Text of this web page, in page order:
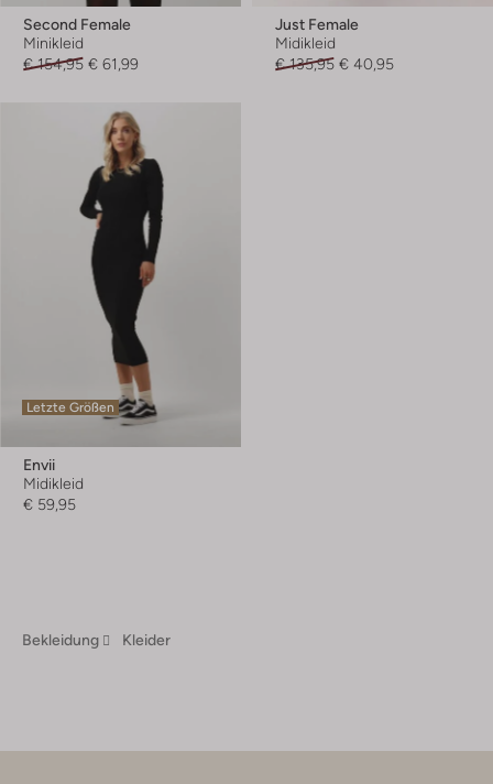
Second Female
Minikleid
€ 154,95 € 61,99
Just Female
Midikleid
€ 135,95 € 40,95
Letzte Größen
Envii
Midikleid
€ 59,95
Bekleidung Kleider